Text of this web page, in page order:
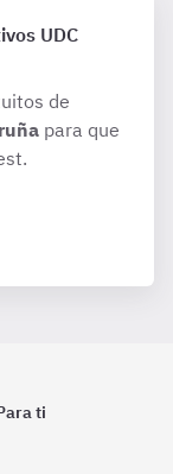
UDC
de
para que
ti